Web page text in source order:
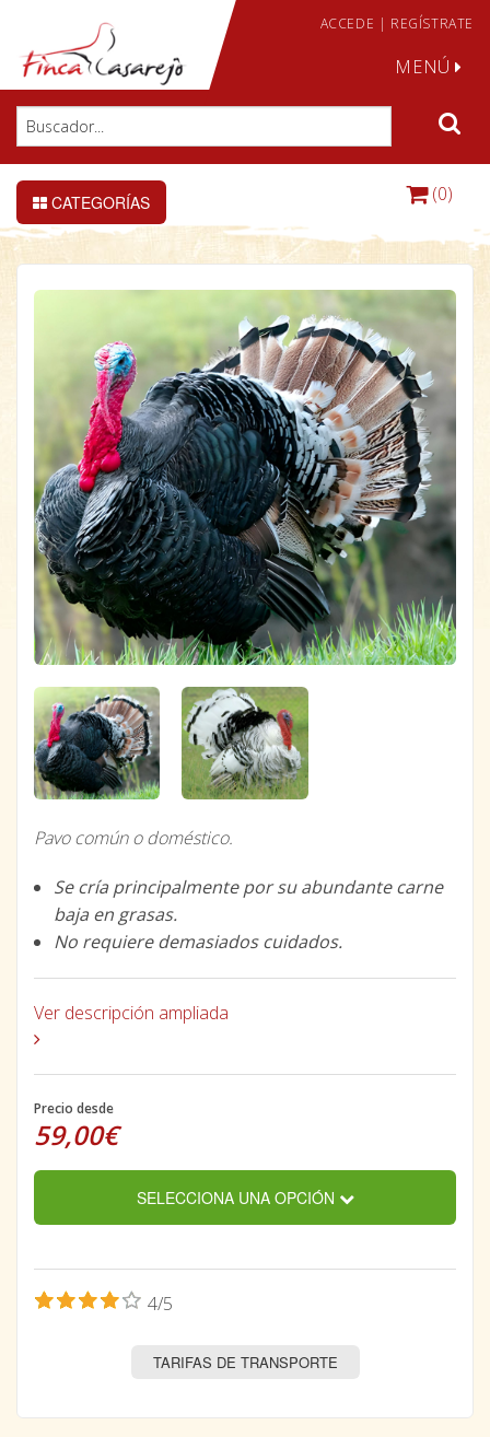
ACCEDE | REGÍSTRATE
MENÚ
CATEGORÍAS (0)
Pavo común o doméstico.
Se cría principalmente por su abundante carne
baja en grasas.
No requiere demasiados cuidados.
Ver descripción ampliada
Precio desde
59,00€
SELECCIONA UNA OPCIÓN
4/5
TARIFAS DE TRANSPORTE